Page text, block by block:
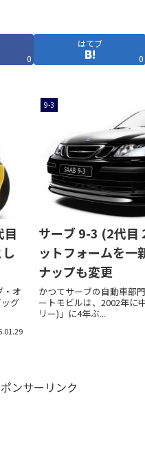
0
はてブ
0
・オ
グ
9-3
サーブ 9-3 (2代
ットフォームを一
ナップも変更
かつてサーブの自動車部
ートモビルは、2002年に
リー)」に4年ぶ...
ンサーリンク